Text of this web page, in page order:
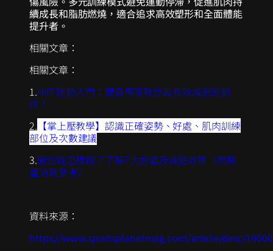
續成長和脂肪燃燒，適合追求高效塑形和全面體能
提升者。
相關文章：
相關文章：
1.HIIT 運動入門：健身專家教你最有效減肥的動
作！
2. 【掌上壓教學】認識正確姿勢、好處、肌肉訓練
部位及次數建議
3.開合跳怎樣跳？了解7大好處及減肥效果（附熱
量消耗參考）
資料來源：
https://www.sportsplanetmag.com/article/desc/